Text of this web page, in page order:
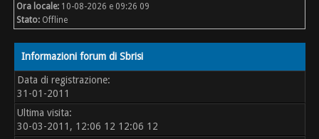
Ora locale: 10-08-2026 e 09:26 09
Stato: Offline
Informazioni forum di Sbrisi
Data di registrazione:
31-01-2011
Ultima visita:
30-03-2011, 12:06 12 12:06 12